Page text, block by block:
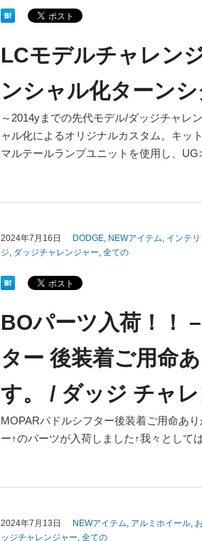
LCモデルチャレン
ンシャル化ターン
～2014yまでの先代モデル/ダッジチャレ
ャル化によるオリジナルカスタム。キッ
マルテールランプユニットを使用し、
2024年7月16日 DODGE, NEWアイテム, インテリ
ジ, ダッジチャレンジャー, 全ての
BOパーツ入荷！！
ター 後装着ご用命
す。 / ダッジ チャ
MOPARパドルシフター後装着ご用命あ
ー↑のパーツが入荷しました↑我々とし
2024年7月13日 NEWアイテム, アルミホイール,
ッジチャレンジャー, 全ての